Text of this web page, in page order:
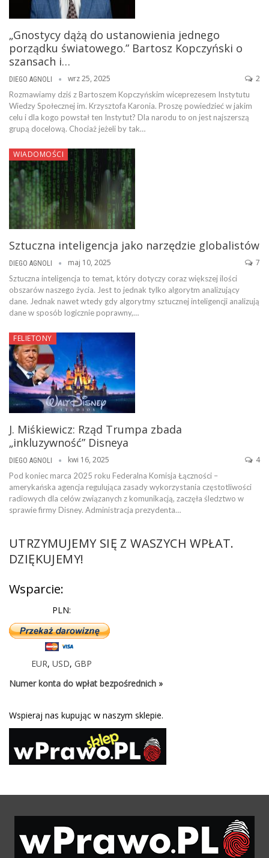
„Gnostycy dążą do ustanowienia jednego
porządku światowego.” Bartosz Kopczyński o
szansach i…
DIEGO AGNOLI wrz 25, 2025 2
Rozmawiamy dziś z Bartoszem Kopczyńskim wiceprezesem Instytutu
Wiedzy Społecznej im. Krzysztofa Karonia. Proszę powiedzieć w jakim
celu i dla kogo powstał ten Instytut? Dla narodu to on jest najszerszą
grupą docelową. Chociaż jeżeli by tak…
WIADOMOŚCI
Sztuczna inteligencja jako narzędzie globalistów
DIEGO AGNOLI maj 10, 2025 7
Sztuczna inteligencja to temat, który dotyczy coraz większej ilości
obszarów naszego życia. Jest to jednak tylko algorytm analizujący
dane. Jednak nawet wtedy gdy algorytmy sztucznej inteligencji analizują
dane w sposób logicznie poprawny,…
FELIETONY
J. Miśkiewicz: Rząd Trumpa zbada
„inkluzywność” Disneya
DIEGO AGNOLI kwi 16, 2025 4
Pod koniec marca 2025 roku Federalna Komisja Łączności –
amerykańska agencja regulująca zasady wykorzystania częstotliwości
radiowych dla celów związanych z komunikacją, zaczęła śledztwo w
sprawie firmy Disney. Administracja prezydenta…
UTRZYMUJEMY SIĘ Z WASZYCH WPŁAT.
DZIĘKUJEMY!
Wsparcie:
PLN:
EUR, USD, GBP
Numer konta do wpłat bezpośrednich »
Wspieraj nas kupując w naszym sklepie.